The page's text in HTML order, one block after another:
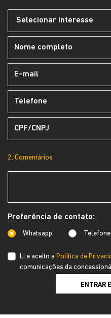
2. Comentários
Preferência de contato:
Whatsapp Telefone
Li e aceito a Política de
comunicações da
ENTRAR